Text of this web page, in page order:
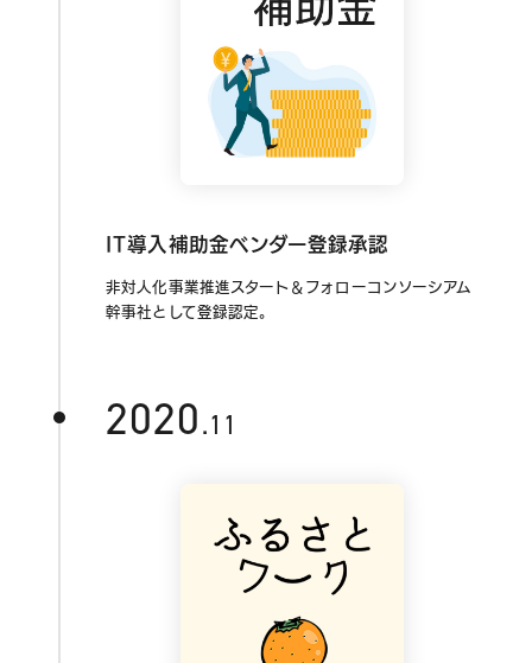
IT導入補助金ベンダー登録承認
非対人化事業推進スタート＆フォローコンソーシアム
幹事社として登録認定。
2020.11